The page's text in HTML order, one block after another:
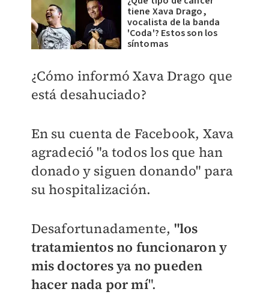
tiene Xava Drago,
vocalista de la banda
'Coda'? Estos son los
síntomas
¿Cómo informó Xava Drago que
está desahuciado?
En su cuenta de Facebook, Xava
agradeció "a todos los que han
donado y siguen donando" para
su hospitalización.
Desafortunadamente, "los
tratamientos no funcionaron y
mis doctores ya no pueden
hacer nada por mí".